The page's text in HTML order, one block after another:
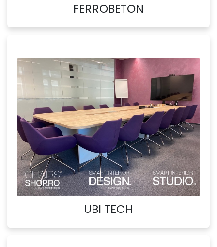
FERROBETON
UBI TECH